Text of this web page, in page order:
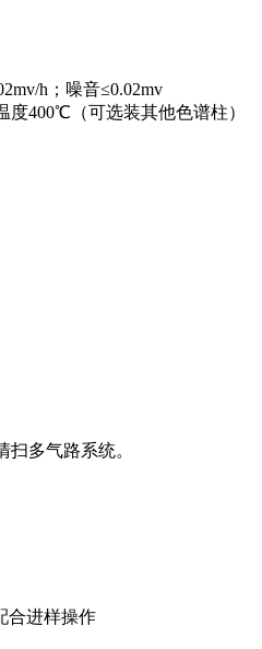
h ；噪音≤0.02mv
度400℃（可选装其他色谱柱）
多气路系统。
合进样操作